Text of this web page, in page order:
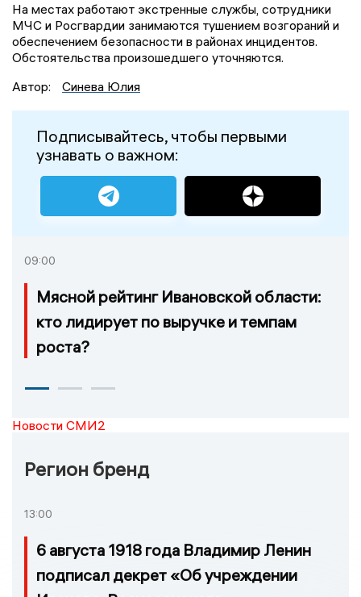
На местах работают экстренные службы, сотрудники
МЧС и Росгвардии занимаются тушением возгораний и
обеспечением безопасности в районах инцидентов.
Обстоятельства произошедшего уточняются.
Автор:
Синева Юлия
Подписывайтесь, чтобы первыми
узнавать о важном:
09:00
Мясной рейтинг Ивановской области:
кто лидирует по выручке и темпам
роста?
Новости СМИ2
Регион бренд
13:00
6 августа 1918 года Владимир Ленин
подписал декрет «Об учреждении